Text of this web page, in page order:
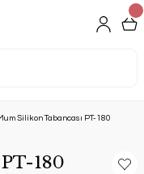
Silikon Tabancası PT-180
180